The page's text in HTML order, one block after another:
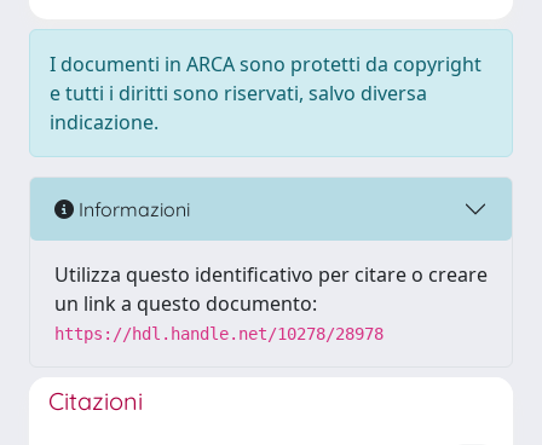
I documenti in ARCA sono protetti da copyright
e tutti i diritti sono riservati, salvo diversa
indicazione.
Informazioni
Utilizza questo identificativo per citare o creare
un link a questo documento:
https://hdl.handle.net/10278/28978
Citazioni